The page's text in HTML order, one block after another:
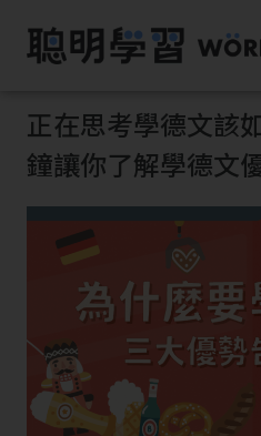
正在思考學德文該
鐘讓你了解學德文